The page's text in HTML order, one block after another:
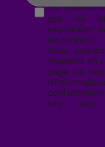
En
que les
exploitées*
de contact.
Vous
moment en
page de
site web